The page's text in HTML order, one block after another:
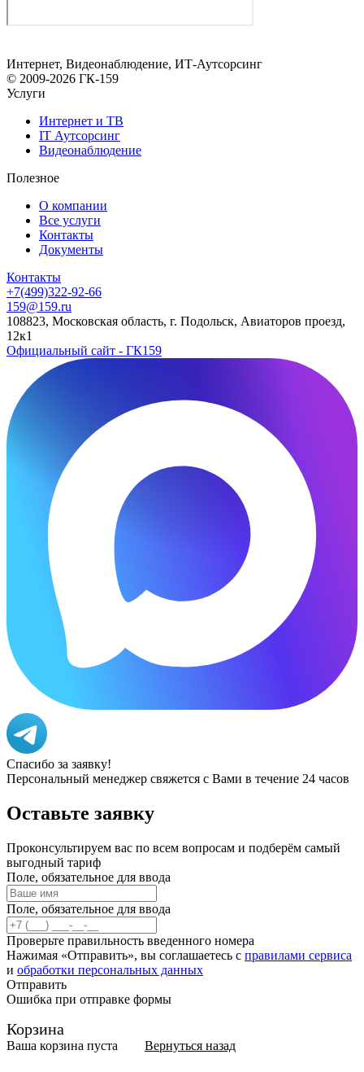
Интернет, Видеонаблюдение, ИТ-Аутсорсинг
© 2009-2026 ГК-159
Услуги
Интернет и ТВ
IT Аутсорсинг
Видеонаблюдение
Полезное
О компании
Все услуги
Контакты
Документы
Контакты
+7(499)322-92-66
159@159.ru
108823, Московская область, г. Подольск, Авиаторов проезд,
12к1
Официальный сайт - ГК159
Спасибо за заявку!
Персональный менеджер свяжется с Вами в течение 24 часов
Оставьте заявку
Проконсультируем вас по всем вопросам и подберём самый
выгодный тариф
Поле, обязательное для ввода
Поле, обязательное для ввода
Проверьте правильность введенного номера
Нажимая «Отправить», вы соглашаетесь с правилами сервиса
и обработки персональных данных
Отправить
Ошибка при отправке формы
Корзина
Ваша корзина пуста Вернуться назад